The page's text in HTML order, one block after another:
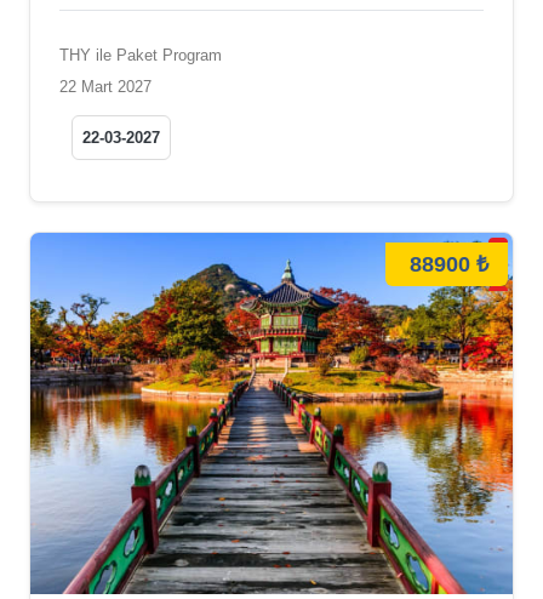
THY ile Paket Program
22 Mart 2027
22-03-2027
88900 ₺